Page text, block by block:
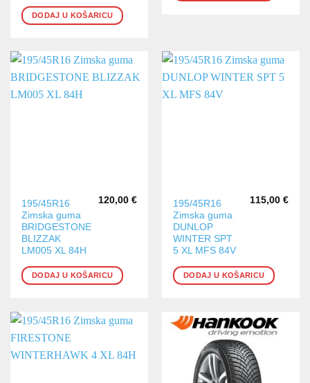
DODAJ U KOŠARICU
195/45R16
Zimska guma
BRIDGESTONE
BLIZZAK
LM005 XL 84H
120,00 €
DODAJ U KOŠARICU
195/45R16
Zimska guma
DUNLOP
WINTER SPT
5 XL MFS 84V
115,00 €
DODAJ U KOŠARICU